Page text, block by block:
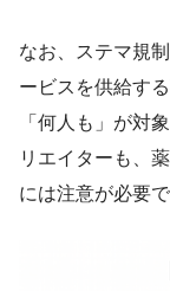
なお、ステマ規
ービスを供給す
「何人も」が対
リエイターも、
には注意が必要で